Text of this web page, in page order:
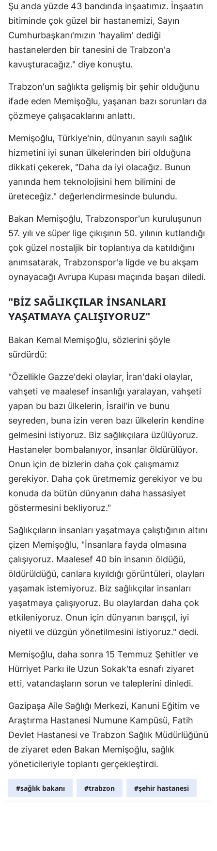
Kayseri
Kırşehir
Kocaeli
Manisa
Mardin
Ordu
Rize
Samsun
Siirt
Sivas
Tokat
Tunceli
Şanlıurfa
Uşak
Van
Yozgat
Zonguldak
Bayburt
Karaman
Şırnak
Şu anda yüzde 43 bandında inşaatımız. İnşaatın
bitiminde çok güzel bir hastanemizi, Sayın
Cumhurbaşkanı'mızın 'hayalim' dediği
hastanelerden bir tanesini de Trabzon'a
kavuşturacağız." diye konuştu.
Trabzon'un sağlıkta gelişmiş bir şehir olduğunu
ifade eden Memişoğlu, yaşanan bazı sorunları da
çözmeye çalışacaklarını anlattı.
Memişoğlu, Türkiye'nin, dünyanın sayılı sağlık
hizmetini iyi sunan ülkelerinden biri olduğuna
dikkati çekerek, "Daha da iyi olacağız. Bunun
yanında hem teknolojisini hem bilimini de
üreteceğiz." değerlendirmesinde bulundu.
Bakan Memişoğlu, Trabzonspor'un kuruluşunun
57. yılı ve süper lige çıkışının 50. yılının kutlandığı
çok güzel nostaljik bir toplantıya da katıldığını
anımsatarak, Trabzonspor'a ligde ve bu akşam
oynayacağı Avrupa Kupası maçında başarı diledi.
"BİZ SAĞLIKÇILAR İNSANLARI
YAŞATMAYA ÇALIŞIYORUZ"
Bakan Kemal Memişoğlu, sözlerini şöyle
sürdürdü:
"Özellikle Gazze'deki olaylar, İran'daki olaylar,
vahşeti ve maalesef insanlığı yaralayan, vahşeti
yapan bu bazı ülkelerin, İsrail'in ve bunu
seyreden, buna izin veren bazı ülkelerin kendine
gelmesini istiyoruz. Biz sağlıkçılara üzülüyoruz.
Hastaneler bombalanıyor, insanlar öldürülüyor.
Onun için de bizlerin daha çok çalışmamız
gerekiyor. Daha çok üretmemiz gerekiyor ve bu
konuda da bütün dünyanın daha hassasiyet
göstermesini bekliyoruz."
Sağlıkçıların insanları yaşatmaya çalıştığının altını
çizen Memişoğlu, "İnsanlara fayda olmasına
çalışıyoruz. Maalesef 40 bin insanın öldüğü,
öldürüldüğü, canlara kıyıldığı görüntüleri, olayları
yaşamak istemiyoruz. Biz sağlıkçılar insanları
yaşatmaya çalışıyoruz. Bu olaylardan daha çok
etkileniyoruz. Onun için dünyanın barışçıl, iyi
niyetli ve düzgün yönetilmesini istiyoruz." dedi.
Memişoğlu, daha sonra 15 Temmuz Şehitler ve
Hürriyet Parkı ile Uzun Sokak'ta esnafı ziyaret
etti, vatandaşların sorun ve taleplerini dinledi.
Gazipaşa Aile Sağlığı Merkezi, Kanuni Eğitim ve
Araştırma Hastanesi Numune Kampüsü, Fatih
Devlet Hastanesi ve Trabzon Sağlık Müdürlüğünü
de ziyaret eden Bakan Memişoğlu, sağlık
yöneticileriyle toplantı gerçekleştirdi.
#sağlık bakanı #trabzon #şehir hastanesi